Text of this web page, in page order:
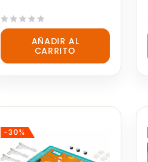
0
5
AÑADIR AL
CARRITO
-30%